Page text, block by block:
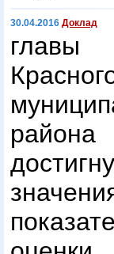
30.04.2016 Доклад
главы